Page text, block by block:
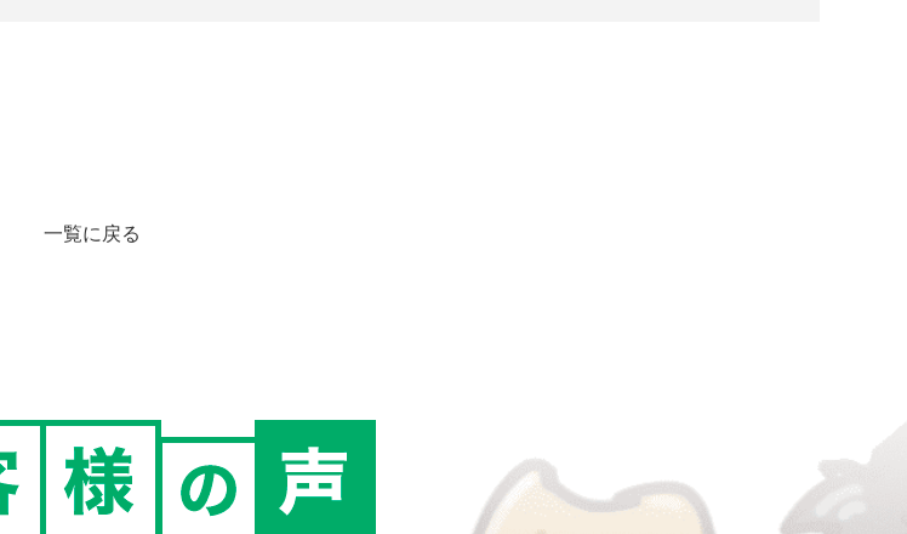
一覧に戻る